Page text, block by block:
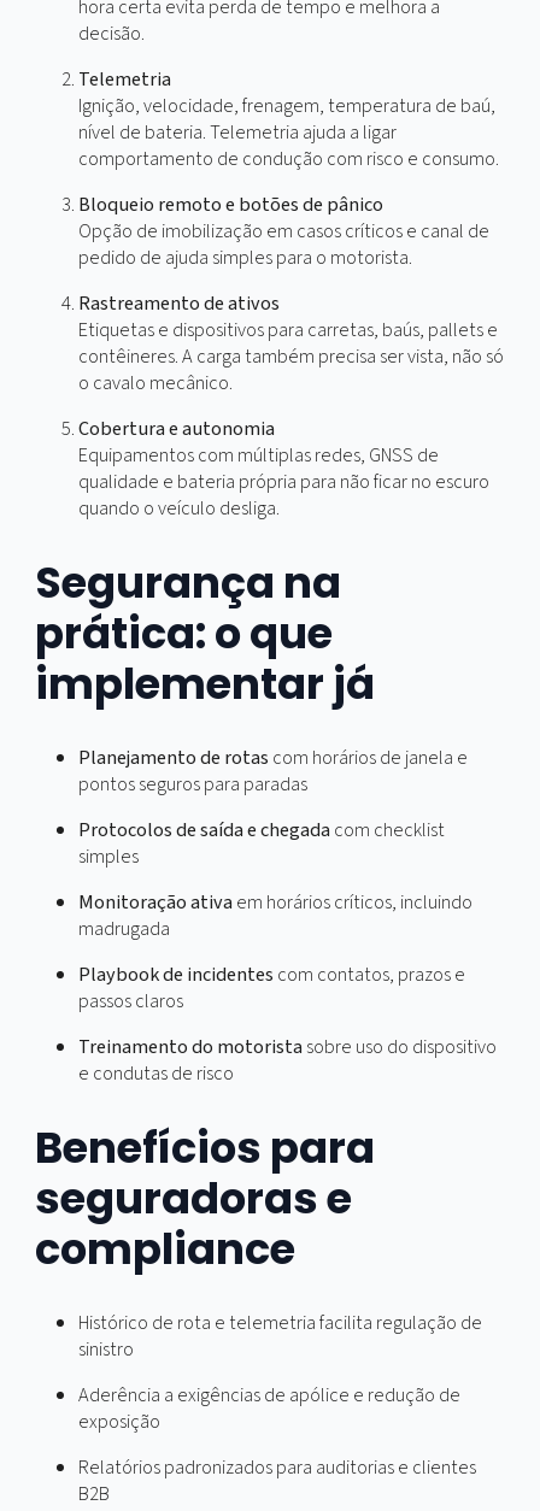
o investimento
Alertas
Cercas virtuais, rota planejada, excesso de parada,
violação de porta, vibração anormal. Alerta certo
hora certa evita perda de tempo e melhora a
decisão.
Telemetria
Ignição, velocidade, frenagem, temperatura de
nível de bateria. Telemetria ajuda a ligar
comportamento de condução com risco e
Bloqueio remoto e botões de pânico
Opção de imobilização em casos críticos e canal
pedido de ajuda simples para o motorista.
Rastreamento de ativos
contêineres. A carga também precisa ser vista, não
o cavalo mecânico.
Cobertura e autonomia
Equipamentos com múltiplas redes, GNSS de
quando o veículo desliga.
Segurança na
prática: o que
implementar já
Planejamento de rotas com horários de janela e
pontos seguros para paradas
simples
Monitoração ativaem horários críticos, incluindo
madrugada
Playbook de incidentes
Treinamento do motorista
e condutas de risco
Benefícios para